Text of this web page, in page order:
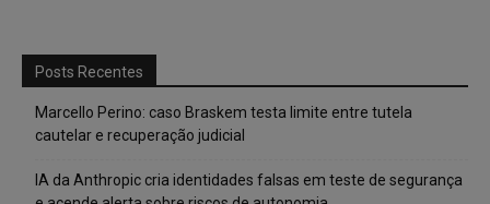
Posts Recentes
Marcello Perino: caso Braskem testa limite entre tutela
cautelar e recuperação judicial
IA da Anthropic cria identidades falsas em teste de segurança